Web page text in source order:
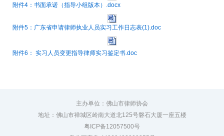
附件4：书面承诺（指导小组版本）.docx
附件5：广东省申请律师执业人员实习工作日志表(1).doc
附件6： 实习人员变更指导律师实习鉴定书.doc
主办单位：佛山市律师协会
地址：佛山市禅城区岭南大道北125号磐石大厦一座五楼
粤ICP备12057500号